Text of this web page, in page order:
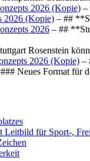
2026 (Kopie) –
2026 (Kopie) – ##
2026 – ##
Rosenstein
2026 (Kopie) –
Neues Format für
für Sport-,